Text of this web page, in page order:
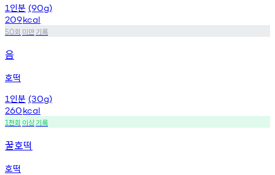
1 인분 (90g)
209kcal
50회 미만기록
음
호떡
1 인분 (30g)
260kcal
1천회 이상기록
꿀호떡
호떡